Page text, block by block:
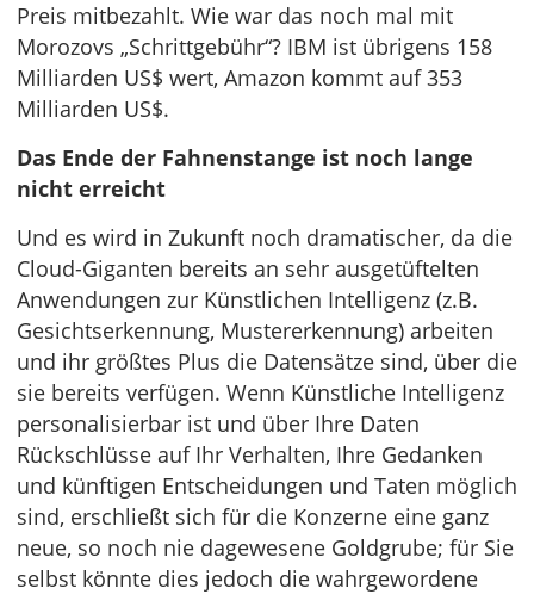
Preis mitbezahlt. Wie war das noch mal mit
Morozovs „Schrittgebühr“? IBM ist übrigens 158
Milliarden US$ wert, Amazon kommt auf 353
Milliarden US$.
Das Ende der Fahnenstange ist noch lange
nicht erreicht
Und es wird in Zukunft noch dramatischer, da die
Cloud-Giganten bereits an sehr ausgetüftelten
Anwendungen zur Künstlichen Intelligenz (z.B.
Gesichtserkennung, Mustererkennung) arbeiten
und ihr größtes Plus die Datensätze sind, über die
sie bereits verfügen. Wenn Künstliche Intelligenz
personalisierbar ist und über Ihre Daten
Rückschlüsse auf Ihr Verhalten, Ihre Gedanken
und künftigen Entscheidungen und Taten möglich
sind, erschließt sich für die Konzerne eine ganz
neue, so noch nie dagewesene Goldgrube; für Sie
selbst könnte dies jedoch die wahrgewordene